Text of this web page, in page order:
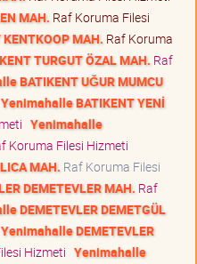
MAH. Raf Koruma Filesi
MAH. Raf Koruma
TURGUT ÖZAL MAH. Raf
BATIKENT UĞUR MUMCU
Yenimahalle BATIKENT YENİ
Yenimahalle
Koruma Filesi Hizmeti
MAH. Raf Koruma Filesi
DEMETEVLER MAH. Raf
DEMETEVLER DEMETGÜL
Yenimahalle DEMETEVLER
Hizmeti Yenimahalle